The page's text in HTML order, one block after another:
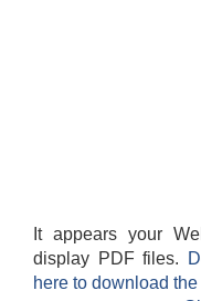
It appears your
display PDF files.
here to download